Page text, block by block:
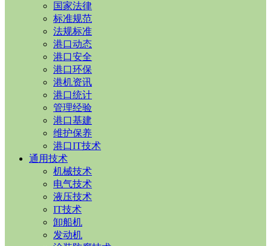
国家法律
标准规范
法规标准
港口动态
港口安全
港口环保
港机资讯
港口统计
管理经验
港口基建
维护保养
港口IT技术
通用技术
机械技术
电气技术
液压技术
IT技术
卸船机
发动机